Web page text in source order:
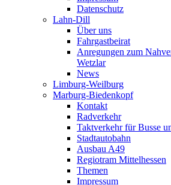
Datenschutz
Lahn-Dill
Über uns
Fahrgastbeirat
Anregungen zum
Wetzlar
News
Limburg-Weilburg
Marburg-Biedenkopf
Kontakt
Radverkehr
Taktverkehr für Busse
Stadtautobahn
Ausbau A49
Regiotram Mittelhessen
Themen
Impressum